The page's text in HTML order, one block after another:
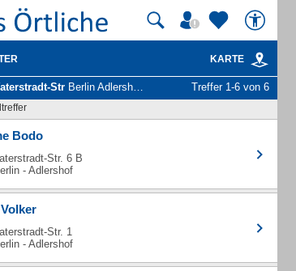
KARTE
Str Berlin Adlershof - Unternehmen und Personen Treffer 1-6 von 6
Bodo
Str. 6 B
- Adlershof
Str. 1
- Adlershof